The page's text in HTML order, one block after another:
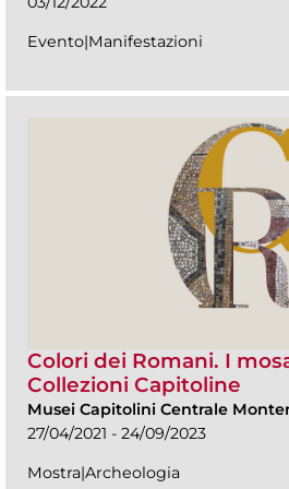
Evento|Manifestazioni
Colori dei Romani. I
Collezioni Capitoline
Musei Capitolini Centrale
27/04/2021 - 24/09/2023
Mostra|Archeologia